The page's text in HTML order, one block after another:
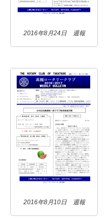
2016年8月24日 週報
2016年8月10日 週報